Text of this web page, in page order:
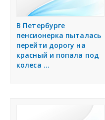
История города
Разместить объявление
Регионы России
В Петербурге
пенсионерка пыталась
перейти дорогу на
красный и попала под
колеса ...